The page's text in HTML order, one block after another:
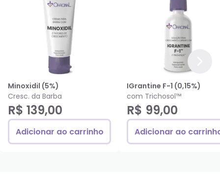
Minoxidil (5%)
Cresc. da Barba
R$ 139,00
Adicionar ao carrinho
IGrantine F-1 (0,15%)
com Trichosol™
R$ 99,00
Adicionar ao